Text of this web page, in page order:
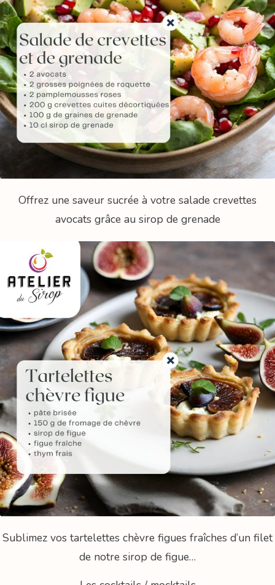
Offrez une saveur sucrée à votre salade crevettes
avocats grâce au sirop de grenade
Sublimez vos tartelettes chèvre figues fraîches d’un filet
de notre sirop de figue…